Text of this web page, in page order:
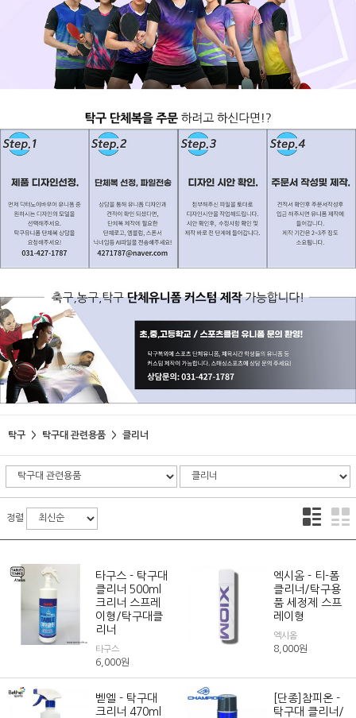
탁구 탁구대 관련용품 클리너
정렬
타구스 - 탁구대
클리너 500ml
크리너 스프레
이형/탁구대클
리너
타구스
6,000원
엑시옴 - 티-폼
클리너/탁구용
품 세정제 스프
레이형
엑시옴
8,000원
벧엘 - 탁구대
크리너 470ml
[단종]참피온 -
탁구대 클리너/